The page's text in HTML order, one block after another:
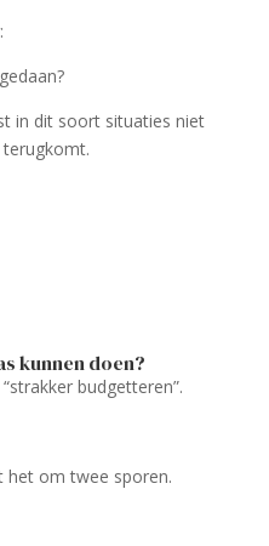
in dit soort situaties niet
kunnen doen?
budgetteren”.
het om twee sporen.